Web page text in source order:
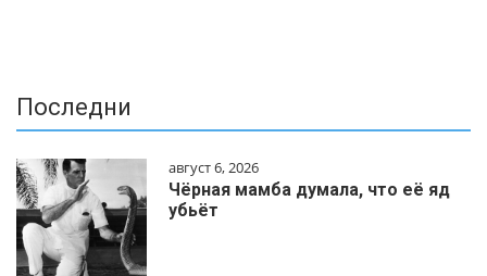
Последни
август 6, 2026
Чёрная мамба думала, что её яд
убьёт